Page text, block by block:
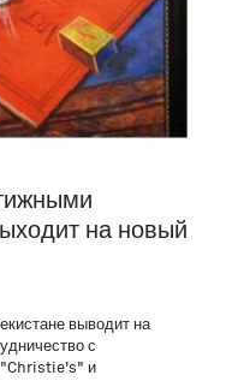
на новый
выводит на
с
"Christie's" и